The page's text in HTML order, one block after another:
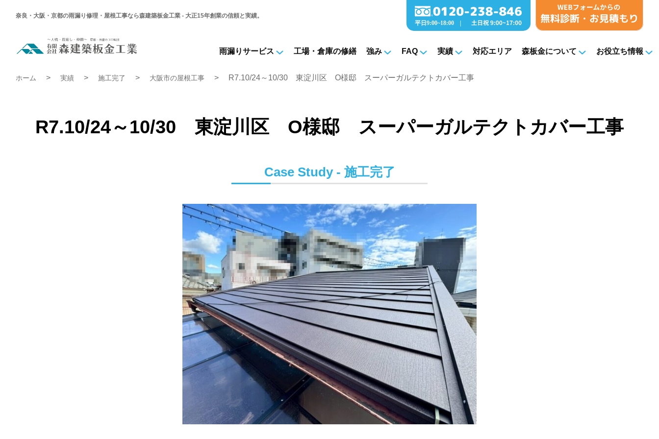
奈良・大阪・京都の雨漏り修理・屋根工事なら森建築板金工業 - 大正15年創業の信頼と実績。
川
ス
ー
パ
雨漏りサービス 工場・倉庫の修繕 強み FAQ 実績 対応エリア 森板金について
お役立ち情報
ホーム 実績 施工完了 大阪市の屋根工事 R7.10/24～10/30 東淀川区 O様邸 スーパーガルテクトカバー工事
R7.10/24～10/30 東淀川区 O様邸 スーパーガルテクトカバー工事
Case Study - 施工完了